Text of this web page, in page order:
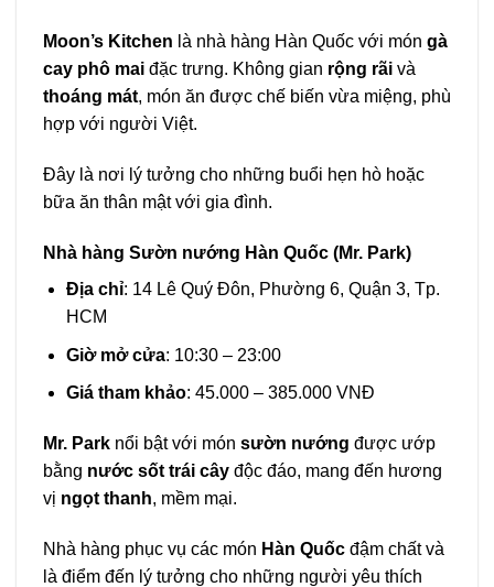
Moon’s Kitchen là nhà hàng Hàn Quốc với món gà
cay phô mai đặc trưng. Không gian rộng rãi và
thoáng mát, món ăn được chế biến vừa miệng, phù
hợp với người Việt.
Đây là nơi lý tưởng cho những buổi hẹn hò hoặc
bữa ăn thân mật với gia đình.
Nhà hàng Sườn nướng Hàn Quốc (Mr. Park)
Địa chỉ: 14 Lê Quý Đôn, Phường 6, Quận 3, Tp.
HCM
Giờ mở cửa: 10:30 – 23:00
Giá tham khảo: 45.000 – 385.000 VNĐ
Mr. Park nổi bật với món sườn nướng được ướp
bằng nước sốt trái cây độc đáo, mang đến hương
vị ngọt thanh, mềm mại.
Nhà hàng phục vụ các món Hàn Quốc đậm chất và
là điểm đến lý tưởng cho những người yêu thích